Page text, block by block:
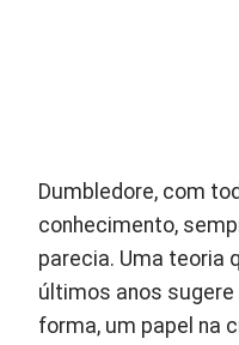
Dumbledore, com
conhecimento,
parecia. Uma teoria
últimos anos sugere
forma, um papel na